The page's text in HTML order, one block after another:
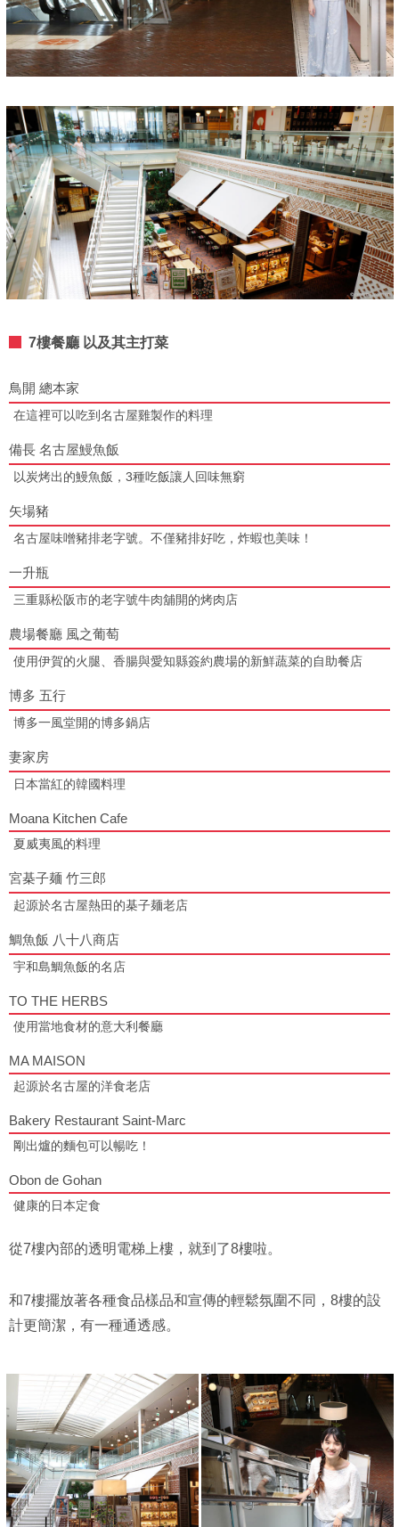
7樓餐廳 以及其主打菜
鳥開 總本家
在這裡可以吃到名古屋雞製作的料理
備長 名古屋鰻魚飯
以炭烤出的鰻魚飯，3種吃飯讓人回味無窮
矢場豬
名古屋味噌豬排老字號。不僅豬排好吃，炸蝦也美味！
一升瓶
三重縣松阪市的老字號牛肉舖開的烤肉店
農場餐廳 風之葡萄
使用伊賀的火腿、香腸與愛知縣簽約農場的新鮮蔬菜的自助餐店
博多 五行
博多一風堂開的博多鍋店
妻家房
日本當紅的韓國料理
Moana Kitchen Cafe
夏威夷風的料理
宮棊子麺 竹三郎
起源於名古屋熱田的棊子麺老店
鯛魚飯 八十八商店
宇和島鯛魚飯的名店
TO THE HERBS
使用當地食材的意大利餐廳
MA MAISON
起源於名古屋的洋食老店
Bakery Restaurant Saint-Marc
剛出爐的麵包可以暢吃！
Obon de Gohan
健康的日本定食
從7樓內部的透明電梯上樓，就到了8樓啦。
和7樓擺放著各種食品樣品和宣傳的輕鬆氛圍不同，8樓的設
計更簡潔，有一種通透感。